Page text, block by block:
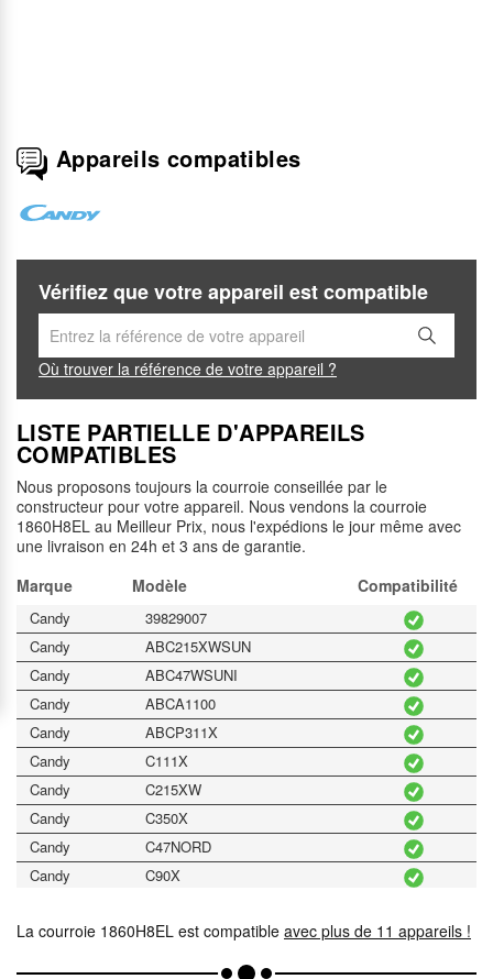
Appareils compatibles
Vérifiez que votre appareil est compatible
Où trouver la référence de votre appareil ?
LISTE PARTIELLE D'APPAREILS
COMPATIBLES
Nous proposons toujours la courroie conseillée par le
constructeur pour votre appareil. Nous vendons la courroie
1860H8EL au Meilleur Prix, nous l'expédions le jour même avec
une livraison en 24h et 3 ans de garantie.
Marque
Modèle Compatibilité
Candy
39829007
Candy
ABC215XWSUN
Candy
ABC47WSUNI
Candy
ABCA1100
Candy
ABCP311X
Candy
C111X
Candy
C215XW
Candy
C350X
Candy
C47NORD
Candy
C90X
La courroie 1860H8EL est compatible avec plus de 11 appareils !